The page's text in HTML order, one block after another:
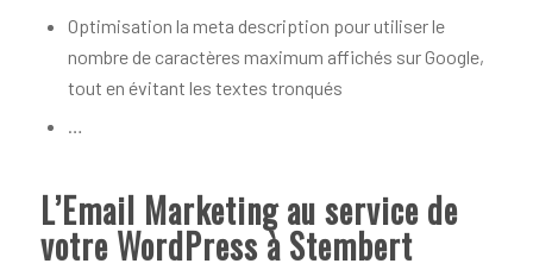
Optimisation la meta description pour utiliser le
nombre de caractères maximum affichés sur Google,
tout en évitant les textes tronqués
L’Email Marketing au service de
votre WordPress à Stembert